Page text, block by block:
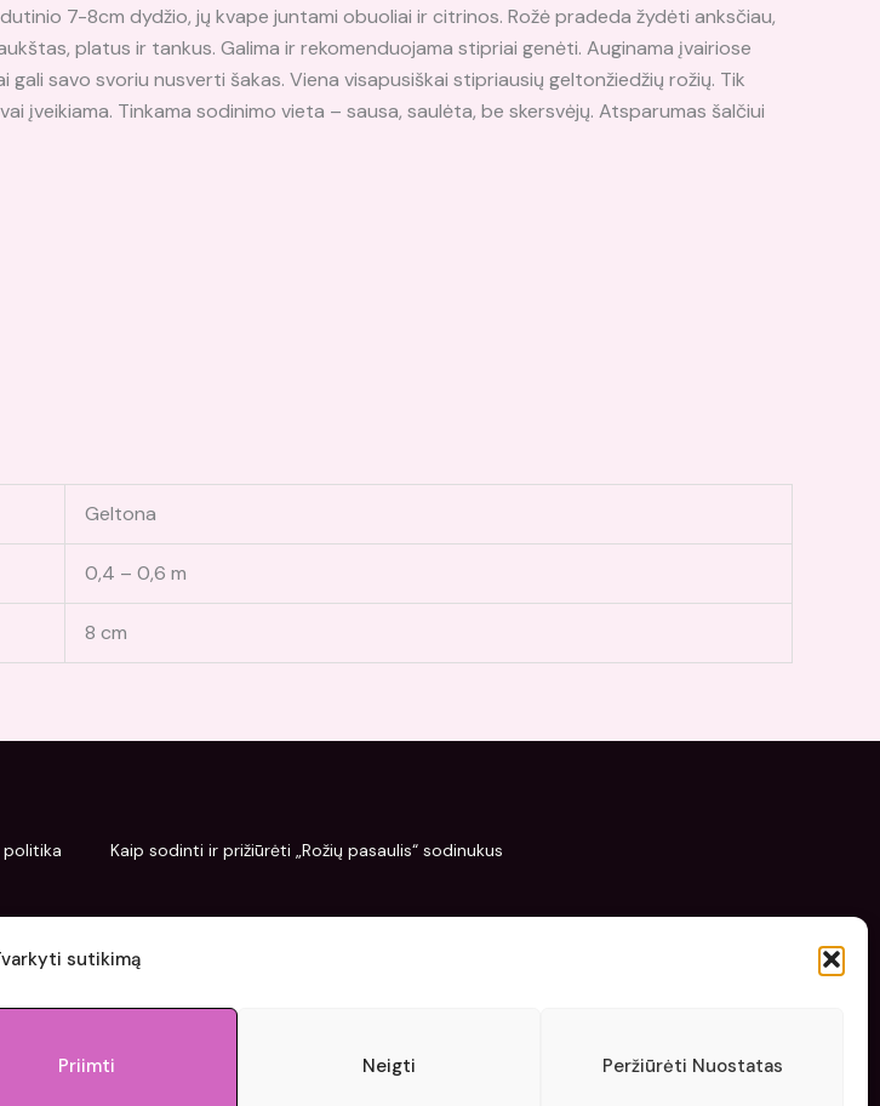
sutikimą
Priimti Neigti Peržiūrėti Nuostatas
7-8cm dydžio, jų kvape juntami obuoliai ir citrinos. Rožė pradeda žydėti anksčiau,
platus ir tankus. Galima ir rekomenduojama stipriai genėti. Auginama įvairiose
savo svoriu nusverti šakas. Viena visapusiškai stipriausių geltonžiedžių rožių. Tik
įveikiama. Tinkama sodinimo vieta – sausa, saulėta, be skersvėjų. Atsparumas šalčiui
Geltona
0,4 – 0,6 m
8 cm
politika Kaip sodinti ir prižiūrėti „Rožių pasaulis“ sodinukus